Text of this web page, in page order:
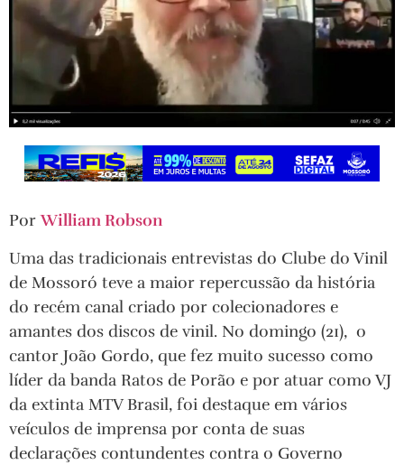
PorWilliam Robson
Uma das tradicionais entrevistas do Clube do Vinil
de Mossoró teve a maior repercussão da história
do recém canal criado por colecionadores e
amantes dos discos de vinil. No domingo (21), o
cantor João Gordo, que fez muito sucesso como
líder da banda Ratos de Porão e por atuar como VJ
da extinta MTV Brasil, foi destaque em vários
veículos de imprensa por conta de suas
declarações contundentes contra o Governo